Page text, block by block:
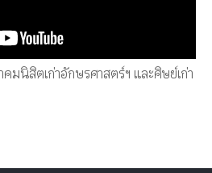
นิสิตเก่าอักษรศาสตร์ฯ และศิษย์เก่า